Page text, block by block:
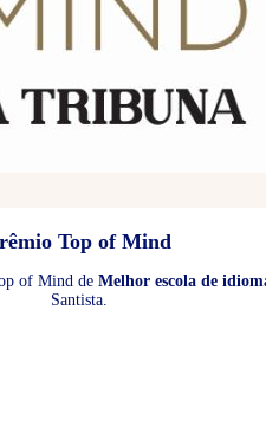
Top of Mind
of Mind de Melhor escola de
Santista.